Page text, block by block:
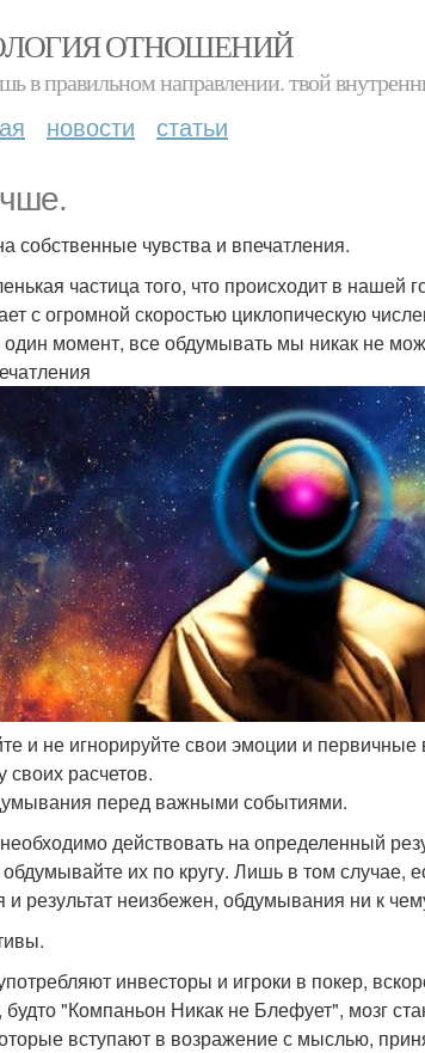
ОТНОШЕНИЙ
в правильном направлении. твой
новости статьи
собственные чувства и впечатления.
частица того, что происходит в нашей
с огромной скоростью циклопическую
момент, все обдумывать мы никак не
и не игнорируйте свои эмоции и
своих расчетов.
перед важными событиями.
действовать на определенный
их по кругу. Лишь в том случае,
и результат неизбежен, обдумывания ни к
инвесторы и игроки в покер,
"Компаньон Никак не Блефует", мозг
вступают в возражение с мыслью,